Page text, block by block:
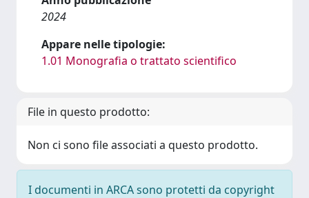
2024
Appare nelle tipologie:
1.01 Monografia o trattato scientifico
File in questo prodotto:
Non ci sono file associati a questo prodotto.
I documenti in ARCA sono protetti da copyright